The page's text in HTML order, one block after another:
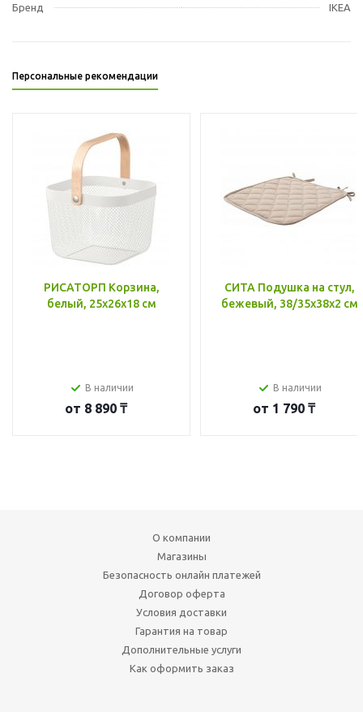
Бренд IKEA
Персональные рекомендации
РИСАТОРП Корзина,
белый, 25x26x18 см
В наличии
от 8 890 ₸
СИТА Подушка на стул,
бежевый, 38/35x38x2 см
В наличии
от 1 790 ₸
О компании
Магазины
Безопасность онлайн платежей
Договор оферта
Условия доставки
Гарантия на товар
Дополнительные услуги
Как оформить заказ